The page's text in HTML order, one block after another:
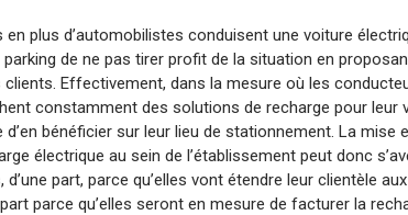
plus d’automobilistes conduisent une voiture
de ne pas tirer profit de la situation en
Effectivement, dans la mesure où les
constamment des solutions de recharge pour leur
bénéficier sur leur lieu de stationnement. La mise
électrique au sein de l’établissement peut donc
part, parce qu’elles vont étendre leur clientèle aux
parce qu’elles seront en mesure de facturer la